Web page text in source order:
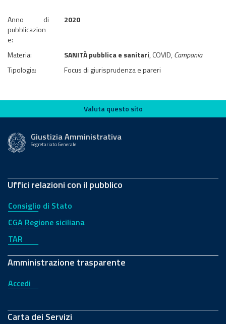
Anno di
pubblicazion
e:
2020
Materia: SANITÀ pubblica e sanitari, COVID,Campania
Tipologia:
Focus di giurisprudenza e pareri
Valuta questo sito
Valuta questo sito
Giustizia Amministrativa
Segretariato Generale
Uffici relazioni con il pubblico
Consiglio di Stato
CGA Regione siciliana
TAR
Amministrazione trasparente
Accedi
Carta dei Servizi